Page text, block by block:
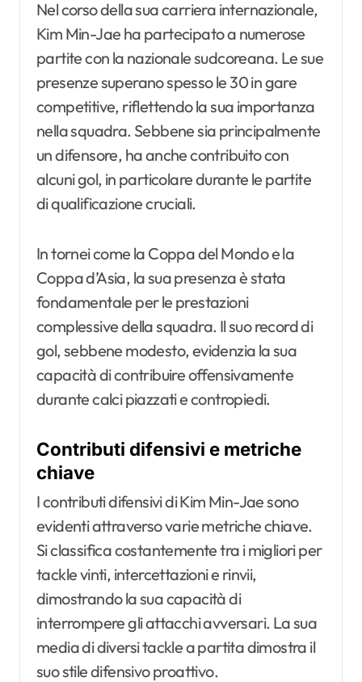
Nel corso della sua carriera internazionale,
Kim Min-Jae ha partecipato a numerose
partite con la nazionale sudcoreana. Le sue
presenze superano spesso le 30 in gare
competitive, riflettendo la sua importanza
nella squadra. Sebbene sia principalmente
un difensore, ha anche contribuito con
alcuni gol, in particolare durante le partite
di qualificazione cruciali.
In tornei come la Coppa del Mondo e la
Coppa d’Asia, la sua presenza è stata
fondamentale per le prestazioni
complessive della squadra. Il suo record di
gol, sebbene modesto, evidenzia la sua
capacità di contribuire offensivamente
durante calci piazzati e contropiedi.
Contributi difensivi e metriche
chiave
I contributi difensivi di Kim Min-Jae sono
evidenti attraverso varie metriche chiave.
Si classifica costantemente tra i migliori per
tackle vinti, intercettazioni e rinvii,
dimostrando la sua capacità di
interrompere gli attacchi avversari. La sua
media di diversi tackle a partita dimostra il
suo stile difensivo proattivo.